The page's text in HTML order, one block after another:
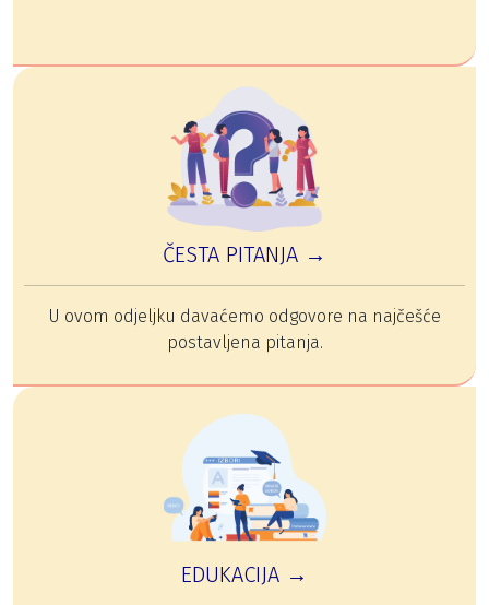
ČESTA PITANJA →
U ovom odjeljku davaćemo odgovore na najčešće
postavljena pitanja.
EDUKACIJA →